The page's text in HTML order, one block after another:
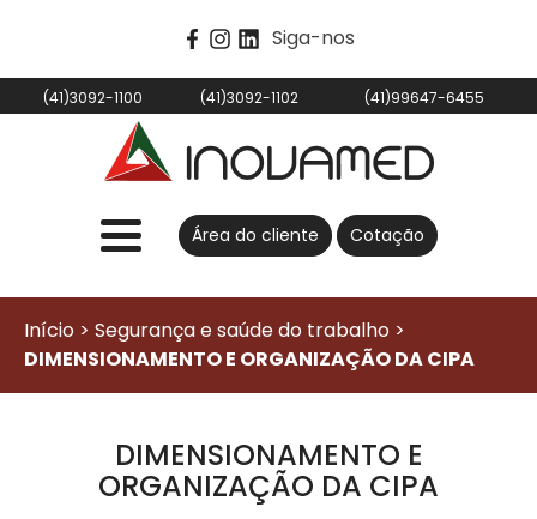
Siga-nos
(41)3092-1100 (41)3092-1102 (41)99647-6455
Área do cliente Cotação
Início > Segurança e saúde do trabalho >
DIMENSIONAMENTO E ORGANIZAÇÃO DA CIPA
DIMENSIONAMENTO E
ORGANIZAÇÃO DA CIPA